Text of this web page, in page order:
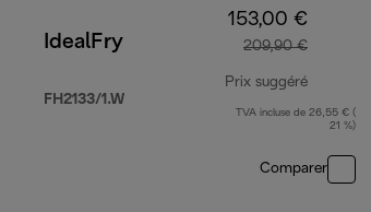
IdealFry
FH2133/1.W
153,00 €
209,90 €
Prix suggéré
prix
TVA incluse de 26,55 € (
21 %)
Comparer